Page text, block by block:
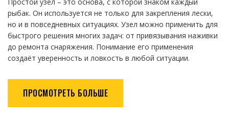
Простой узел – это основа, с которой знаком каждый
рыбак. Он используется не только для закрепления лески,
но и в повседневных ситуациях. Узел можно применить для
быстрого решения многих задач: от привязывания наживки
до ремонта снаряжения. Понимание его применения
создаёт уверенность и ловкость в любой ситуации.
ПРОСМОТРЕТЬ БОЛЬШЕ